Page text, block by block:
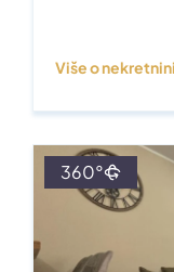
Više o
360°